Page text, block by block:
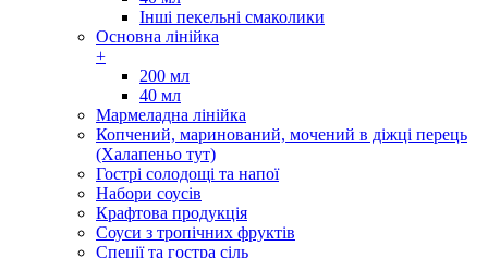
Інші пекельні смаколики
Основна лінійка
+
200 мл
40 мл
Мармеладна лінійка
Копчений, маринований, мочений в діжці перець
(Халапеньо тут)
Гострі солодощі та напої
Набори соусів
Крафтова продукція
Соуси з тропічних фруктів
Спеції та гостра сіль